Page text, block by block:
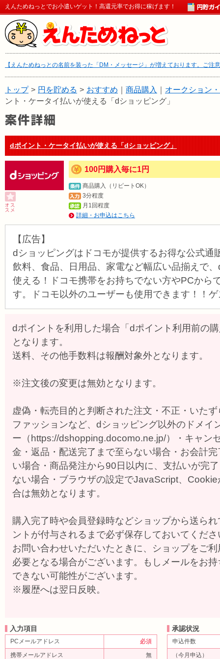
えんためねっとでお小遣いゲット！高還元率でお得に稼げます！
【えんためねっとの名前を装った「DM・メッセージ」が増えております。ご注
トップ > 円を貯める > おすすめ 商品購入
オークション
ント・ケータイ払いが使える「dショッピング」
dポイント・ケータイ払いが使える「dショッピング」
100円購入毎に1円
商品購入（リピートOK）
3分程度
月1回程度
詳細・お申込はこちら
【広告】
dショッピングはドコモが提供するお得な公式通
飲料、食品、日用品、家電など幅広い品揃えで
使える！ドコモ携帯をお持ちでない方やPCから
す。ドコモ以外のユーザーも使用できます！！
dポイントを利用した場合「dポイント利用前の
となります。
送料、その他手数料は報酬対象外となります。
※注文後の変更は無効となります。
虚偽・転売目的と判断された注文・不正・いた
ファッションなど、dショッピング以外のドメイ
ー（https://dshopping.docomo.ne.jp/）・キャン
金・返品・配送完了まで至らない場合・お会計
い場合・商品発注から90日以内に、支払いが完
ない場合・ブラウザの設定でJavaScript、
合は無効となります。
購入完了時や会員登録時などショップから送ら
ントが付与されるまで必ず保存しておいてくださ
お問い合わせいただいたときに、ショップをご
必要となる場合がございます。もしメールをお
できない可能性がございます。
※履歴へは翌日反映。
入力項目
PCメールアドレス
必須
携帯メールアドレス
無
承認状況
申込件数
（今月申込）